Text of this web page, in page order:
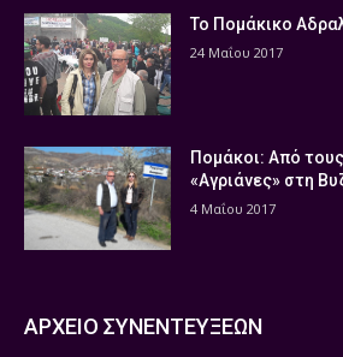
Το Πομάκικο
24 Μαΐου 2017
Πομάκοι: Από
«Αγριάνες» στη
4 Μαΐου 2017
ΑΡΧΕΙΟ ΣΥΝΕΝΤΕΥΞΕΩΝ